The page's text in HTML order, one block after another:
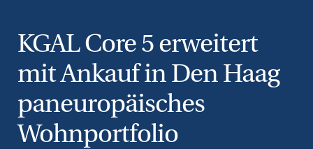
KGAL Core 5 erweitert
mit Ankauf in Den Haag
paneuropäisches
Wohnportfolio